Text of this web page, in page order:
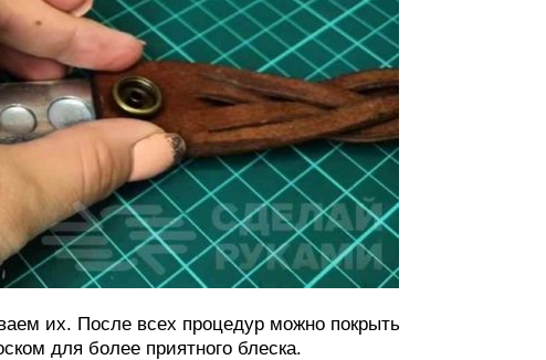
их. После всех процедур можно покрыть
для более приятного блеска.